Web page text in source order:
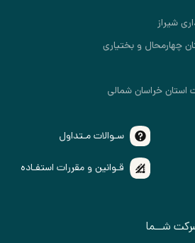
شیراز
چهارمحال و بختیاری
خراسان شمالی
سـوالات مـتداول
قـوانین و مقررات استفـاده
شــما